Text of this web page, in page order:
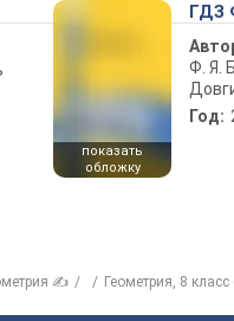
показать
обложку
ГДЗ
Ф. Я.
Год:
✍ Геометрия, 8